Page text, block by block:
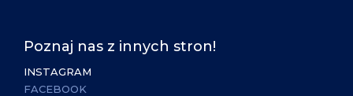
Poznaj nas z innych stron!
INSTAGRAM
FACEBOOK